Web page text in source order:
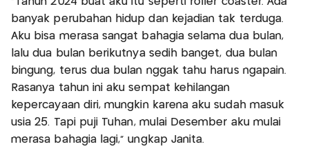
banyak perubahan hidup dan kejadian tak terduga.
Aku bisa merasa sangat bahagia selama dua bulan,
lalu dua bulan berikutnya sedih banget, dua bulan
bingung, terus dua bulan nggak tahu harus ngapain.
Rasanya tahun ini aku sempat kehilangan
kepercayaan diri, mungkin karena aku sudah masuk
usia 25. Tapi puji Tuhan, mulai Desember aku mulai
merasa bahagia lagi," ungkap Janita.